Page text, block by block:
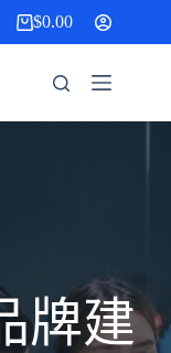
購
$0.00
牌建